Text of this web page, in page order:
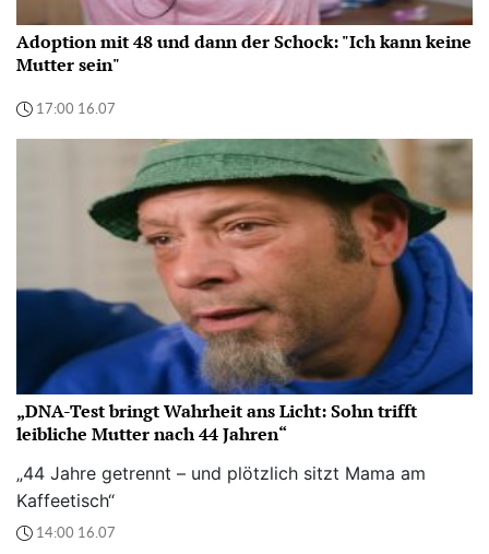
Adoption mit 48 und dann der Schock: "Ich kann keine
Mutter sein"
17:00 16.07
„DNA-Test bringt Wahrheit ans Licht: Sohn trifft
leibliche Mutter nach 44 Jahren“
„44 Jahre getrennt – und plötzlich sitzt Mama am
Kaffeetisch“
14:00 16.07